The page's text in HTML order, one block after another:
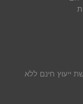
ייעוץ חינם ללא